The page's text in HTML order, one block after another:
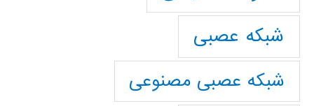
شبکه عصبی
شبکه عصبی مصنوعی